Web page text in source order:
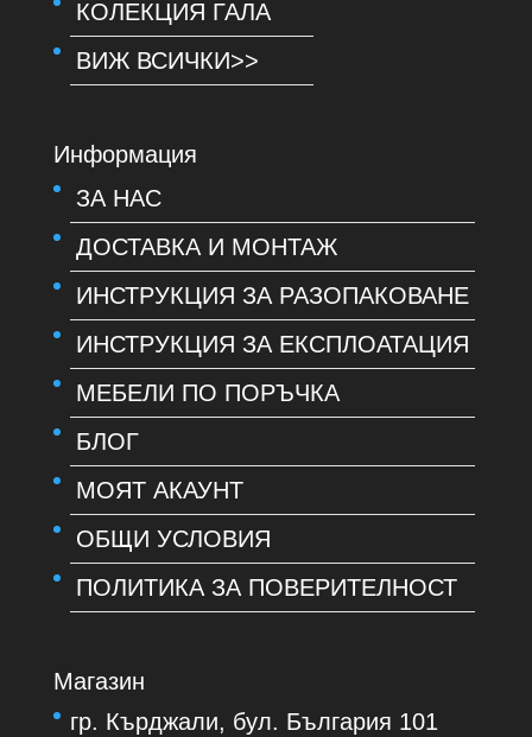
КОЛЕКЦИЯ ГАЛА
ВИЖ ВСИЧКИ>>
Информация
ЗА НАС
ДОСТАВКА И МОНТАЖ
ИНСТРУКЦИЯ ЗА РАЗОПАКОВАНЕ
ИНСТРУКЦИЯ ЗА ЕКСПЛОАТАЦИЯ
МЕБЕЛИ ПО ПОРЪЧКА
БЛОГ
МОЯТ АКАУНТ
ОБЩИ УСЛОВИЯ
ПОЛИТИКА ЗА ПОВЕРИТЕЛНОСТ
Магазин
гр. Кърджали, бул. България 101